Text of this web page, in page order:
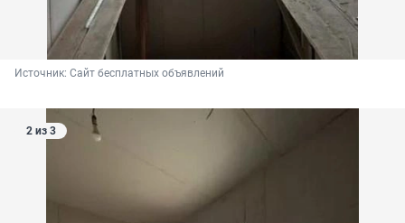
Источник: Сайт бесплатных объявлений
2 из 3